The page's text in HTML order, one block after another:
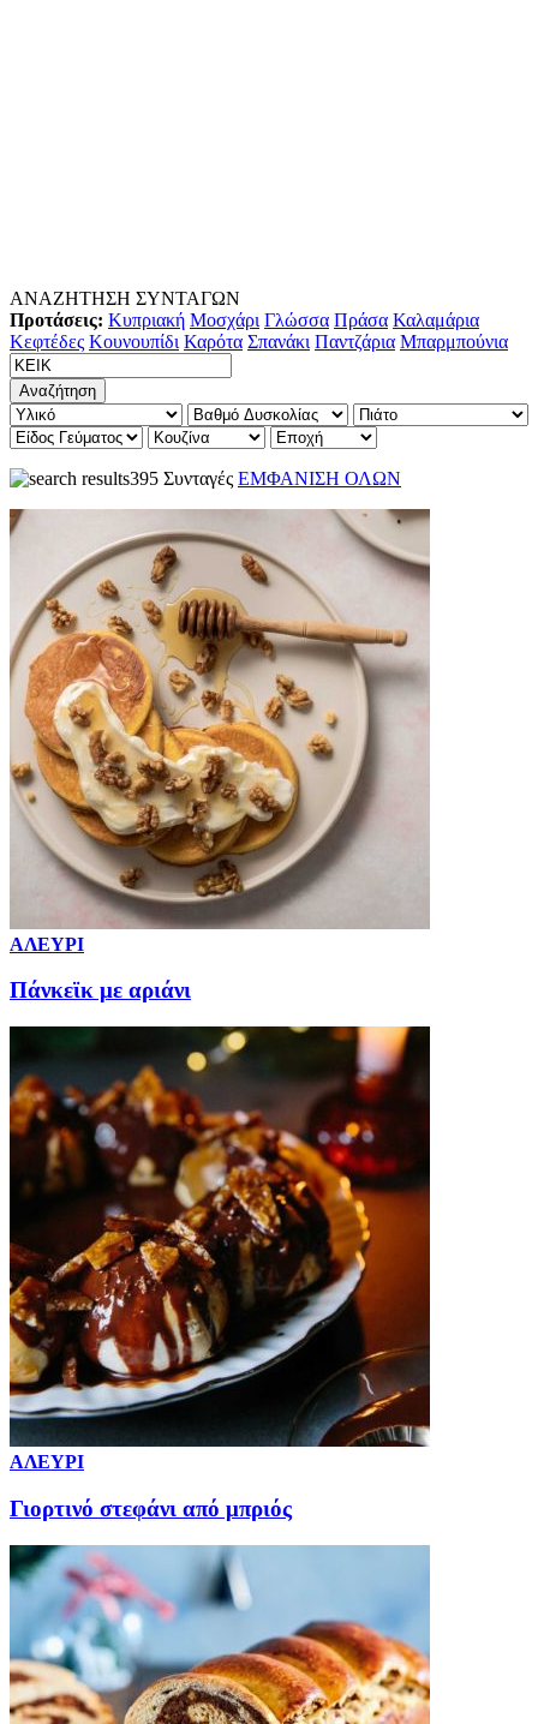
ΑΝΑΖΗΤΗΣΗ ΣΥΝΤΑΓΩΝ
Προτάσεις: Κυπριακή Μοσχάρι Γλώσσα Πράσα Καλαμάρια
Κεφτέδες Κουνουπίδι Καρότα Σπανάκι Παντζάρια Μπαρμπούνια
395 Συνταγές ΕΜΦΑΝΙΣΗ ΟΛΩΝ
ΑΛΕΥΡΙ
Πάνκεϊκ με αριάνι
ΑΛΕΥΡΙ
Γιορτινό στεφάνι από μπριός